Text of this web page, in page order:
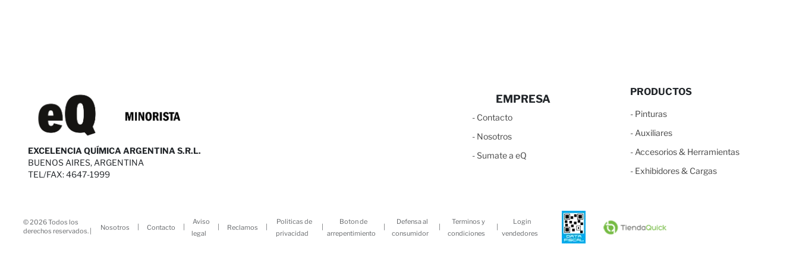
EXCELENCIA QUÍMICA ARGENTINA S.R.L.
BUENOS AIRES, ARGENTINA
TEL/FAX: 4647-1999
EMPRESA
- Contacto
- Nosotros
-Sumate a eQ
PRODUCTOS
- Pinturas
- Auxiliares
- Accesorios & Herramientas
- Exhibidores & Cargas
© 2026 Todos los
derechos reservados. |
Nosotros | Contacto |
Aviso
legal
| Reclamos |
Politicas de
privacidad
|
Boton de
arrepentimiento
|
Defensa al
consumidor
|
Terminos y
condiciones
|
Login
vendedores